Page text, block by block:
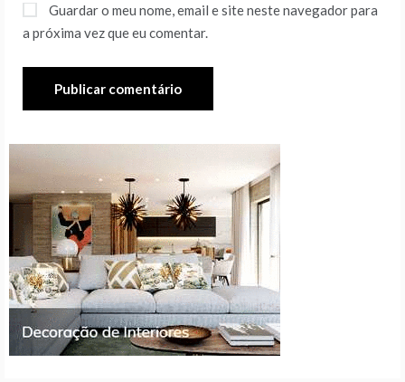
Guardar o meu nome, email e site neste navegador para
a próxima vez que eu comentar.